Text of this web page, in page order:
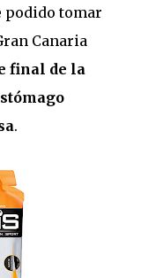
podido tomar
Canaria
final de la
.